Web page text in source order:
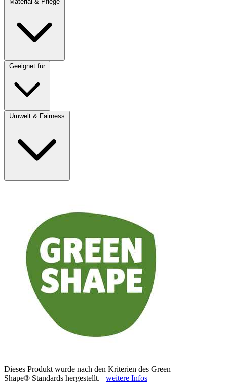
Geeignet für
Umwelt & Fairness
Dieses Produkt wurde nach den Kriterien des Green
Shape® Standards hergestellt. weitere Infos